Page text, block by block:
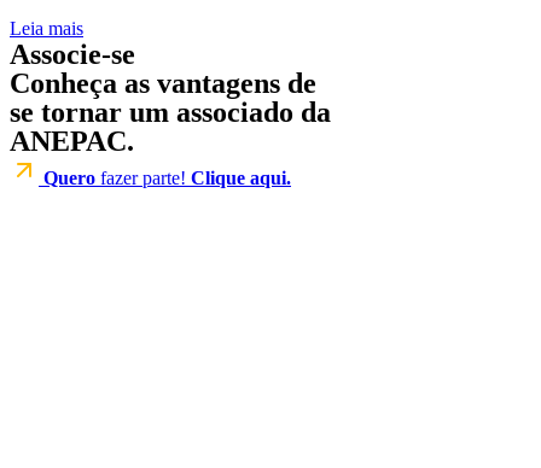
Leia mais
Associe-se
Conheça as vantagens de
se tornar um associado da
ANEPAC.
Quero fazer parte! Clique aqui.